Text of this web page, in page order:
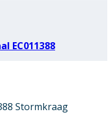
EC011388
Stormkraag